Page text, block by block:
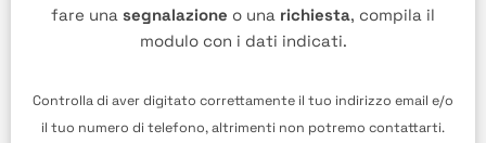
fare una segnalazione o una richiesta, compila il
modulo con i dati indicati.
Controlla di aver digitato correttamente il tuo indirizzo email e/o
il tuo numero di telefono, altrimenti non potremo contattarti.